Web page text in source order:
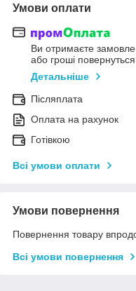
Умови оплати
Ви отримаєте
або гроші
Детальніше
Післяплата
Оплата на рахунок
Готівкою
Всі умови оплати
Умови повернення
Повернення товару
Всі умови повернення